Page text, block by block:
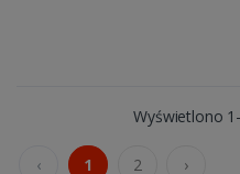
Wyświetlono
‹ 1 2 ›